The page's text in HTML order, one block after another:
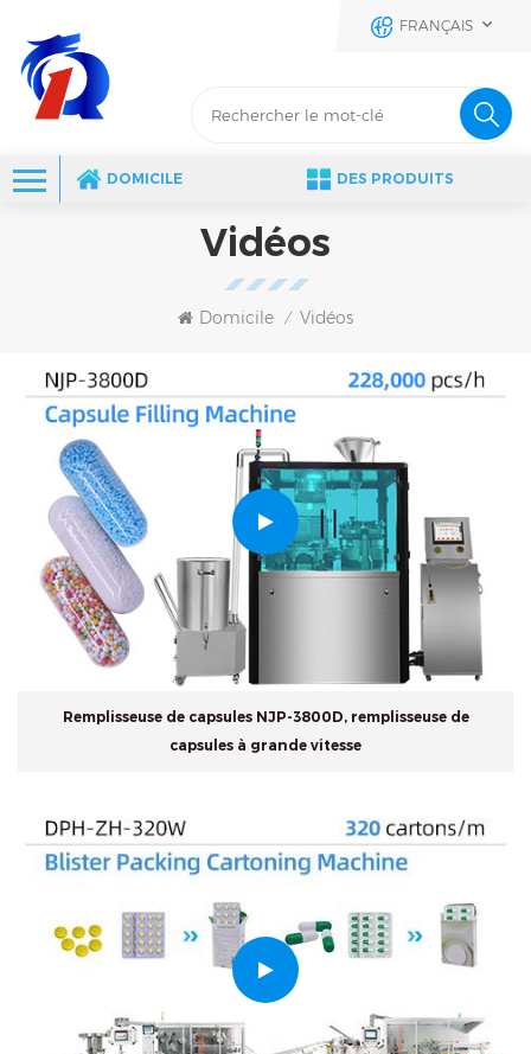
FRANÇAIS
DOMICILE DES PRODUITS
Vidéos
Domicile / Vidéos
Remplisseuse de capsules NJP-3800D, remplisseuse de
capsules à grande vitesse